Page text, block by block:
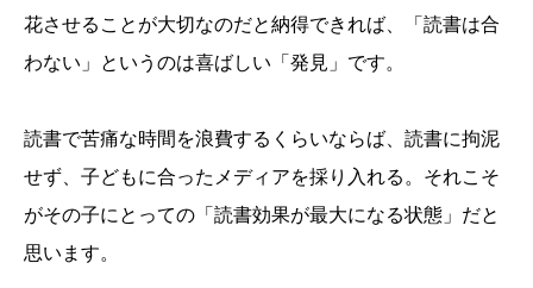
花させることが大切なのだと納得できれば、「読書は合
わない」というのは喜ばしい「発見」です。
読書で苦痛な時間を浪費するくらいならば、読書に拘泥
せず、子どもに合ったメディアを採り入れる。それこそ
がその子にとっての「読書効果が最大になる状態」だと
思います。